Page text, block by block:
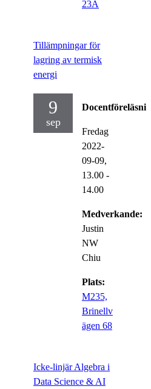
23A
Tillämpningar för
lagring av termisk
energi
9
sep
Fredag
2022-
09-09,
13.00 -
14.00
Medverkande:
Justin
NW
Chiu
Plats:
M235,
Brinellv
ägen 68
Icke-linjär Algebra i
Data Science & AI